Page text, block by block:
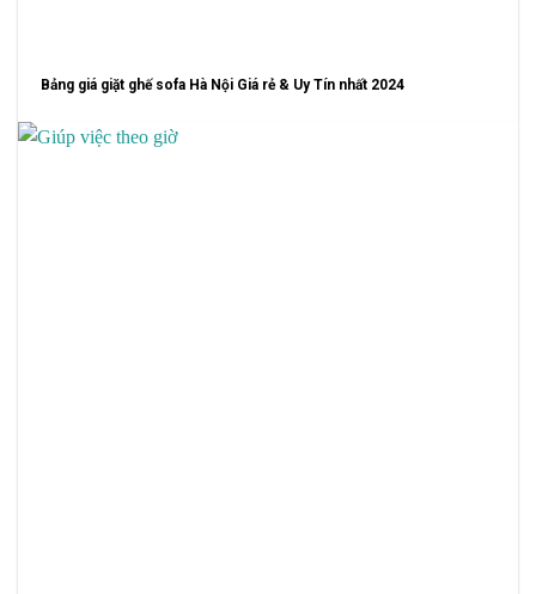
Bảng giá giặt ghế sofa Hà Nội Giá rẻ & Uy Tín nhất 2024